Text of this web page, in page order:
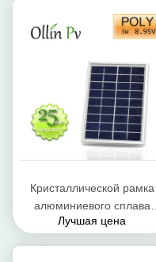
ПАНЕЛЕЙ СОЛНЕЧНЫХ
БАТАРЕЙ 540W 545W
Кристаллической рамка
алюминиевого сплава
модулей ПВ
Лучшая цена